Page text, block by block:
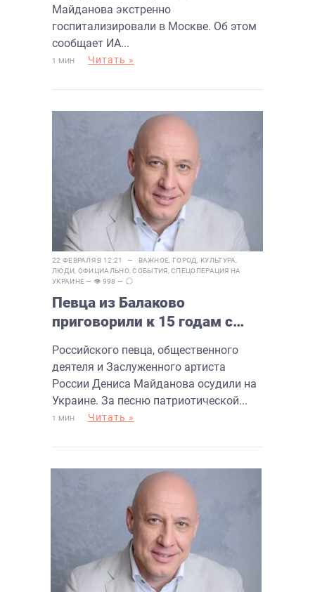
Майданова экстренно
госпитализировали в Москве. Об этом
сообщает ИА...
1 МИН Читать »
22 ФЕВРАЛЯ В 12:21 — ВАЖНОЕ ГОРОД КУЛЬТУРА
ЛЮДИ ОФИЦИАЛЬНО,СОБЫТИЯ ,СПЕЦОПЕРАЦИЯ НА
УКРАИНЕ— 👁 998 —
Певца из Балаково
приговорили к 15 годам с
Российского певца, общественного
деятеля и Заслуженного артиста
России Дениса Майданова осудили на
Украине. За песню патриотической...
1 МИН Читать »